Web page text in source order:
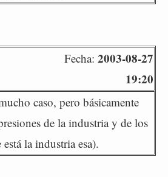
Fecha: 2003-08-27
19:20
caso, pero básicamente
de la industria y de los
la industria esa).